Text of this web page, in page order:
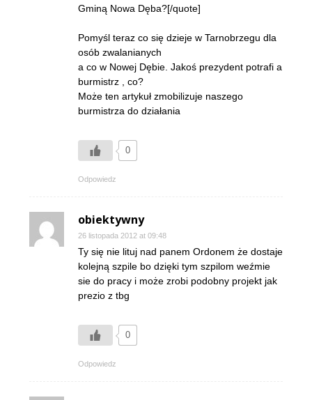
Gminą Nowa Dęba?[/quote]
Pomyśl teraz co się dzieje w Tarnobrzegu dla
osób zwalanianych
a co w Nowej Dębie. Jakoś prezydent potrafi a
burmistrz , co?
Może ten artykuł zmobilizuje naszego
burmistrza do działania
0
Odpowiedz
obiektywny
26 listopada 2012 at 09:48
Ty się nie lituj nad panem Ordonem że dostaje
kolejną szpile bo dzięki tym szpilom weźmie
sie do pracy i może zrobi podobny projekt jak
prezio z tbg
0
Odpowiedz